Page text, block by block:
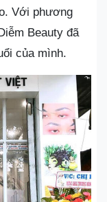
Với phương
Beauty đã
của mình.